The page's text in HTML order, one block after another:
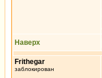
Наверх
Frithegar
заблокирован